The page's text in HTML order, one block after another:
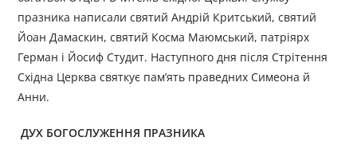
празника написали святий Андрій Критський, святий
Йоан Дамаскин, святий Косма Маюмський, патріярх
Герман і Йосиф Студит. Наступного дня після Стрітення
Східна Церква святкує пам’ять праведних Симеона й
Анни.
ДУХ БОГОСЛУЖЕННЯ ПРАЗНИКА